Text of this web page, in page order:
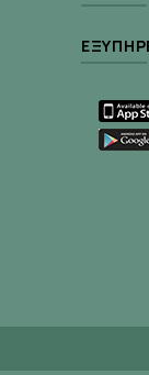
Συντελεί
των
Βοηθά
Είναι
Άτομα που
Οδηγίες